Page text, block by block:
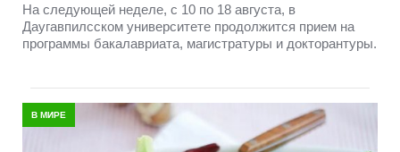
На следующей неделе, с 10 по 18 августа, в
Даугавпилсском университете продолжится прием на
программы бакалавриата, магистратуры и докторантуры.
В МИРЕ